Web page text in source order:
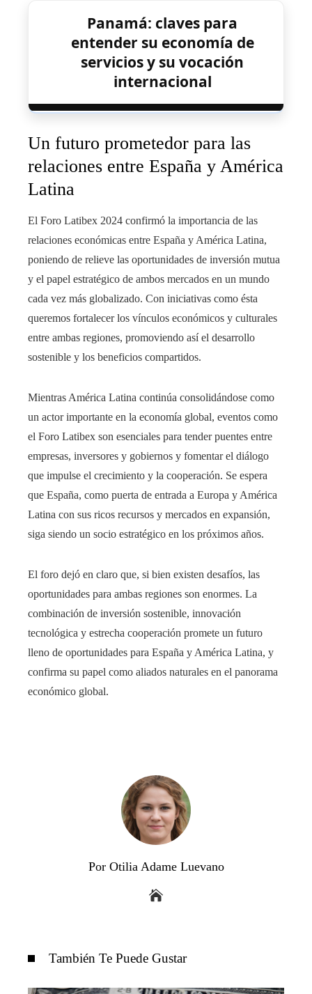
Panamá: claves para
entender su economía de
servicios y su vocación
internacional
Un futuro prometedor para las
relaciones entre España y América
Latina
El Foro Latibex 2024 confirmó la importancia de las
relaciones económicas entre España y América Latina,
poniendo de relieve las oportunidades de inversión mutua
y el papel estratégico de ambos mercados en un mundo
cada vez más globalizado. Con iniciativas como ésta
queremos fortalecer los vínculos económicos y culturales
entre ambas regiones, promoviendo así el desarrollo
sostenible y los beneficios compartidos.
Mientras América Latina continúa consolidándose como
un actor importante en la economía global, eventos como
el Foro Latibex son esenciales para tender puentes entre
empresas, inversores y gobiernos y fomentar el diálogo
que impulse el crecimiento y la cooperación. Se espera
que España, como puerta de entrada a Europa y América
Latina con sus ricos recursos y mercados en expansión,
siga siendo un socio estratégico en los próximos años.
El foro dejó en claro que, si bien existen desafíos, las
oportunidades para ambas regiones son enormes. La
combinación de inversión sostenible, innovación
tecnológica y estrecha cooperación promete un futuro
lleno de oportunidades para España y América Latina, y
confirma su papel como aliados naturales en el panorama
económico global.
Por Otilia Adame Luevano
También Te Puede Gustar